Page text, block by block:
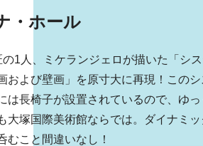
・ホール
1人、ミケランジェロが描いた「シ
および壁画」を原寸大に再現！このシ
は長椅子が設置されているので、ゆっ
大塚国際美術館ならでは。ダイナミッ
むこと間違いなし！